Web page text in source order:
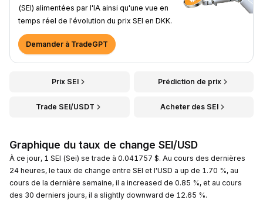
(SEI) alimentées par l'IA ainsi qu'une vue en
temps réel de l'évolution du prix SEI en DKK.
Demander à TradeGPT
Prix SEI Prédiction de prix
Trade SEI/USDT Acheter des SEI
Graphique du taux de change SEI/USD
À ce jour, 1 SEI (Sei) se trade à 0.041757 $. Au cours des dernières
24 heures, le taux de change entre SEI et l'USD a up de 1.70 %, au
cours de la dernière semaine, il a increased de 0.85 %, et au cours
des 30 derniers jours, il a slightly downward de 12.65 %.